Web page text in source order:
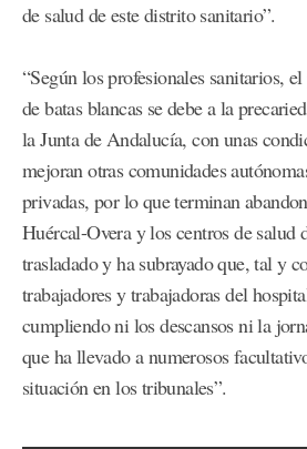
de salud de este distrito sanitario”.
“Según los profesionales sanitarios,
de batas blancas se debe a la
la Junta de Andalucía, con unas
mejoran otras comunidades
privadas, por lo que terminan
Huércal-Overa y los centros de salud
trasladado y ha subrayado que, tal y
trabajadores y trabajadoras del
cumpliendo ni los descansos ni la
que ha llevado a numerosos
situación en los tribunales”.